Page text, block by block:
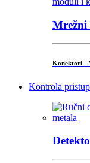
Mrežni
Konektori -
Kontrola